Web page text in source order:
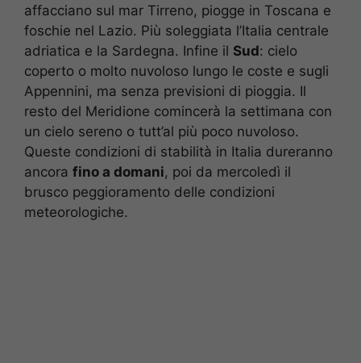
affacciano sul mar Tirreno, piogge in Toscana e
foschie nel Lazio. Più soleggiata l’Italia centrale
adriatica e la Sardegna. Infine il Sud: cielo
coperto o molto nuvoloso lungo le coste e sugli
Appennini, ma senza previsioni di pioggia. Il
resto del Meridione comincerà la settimana con
un cielo sereno o tutt’al più poco nuvoloso.
Queste condizioni di stabilità in Italia dureranno
ancora fino a domani, poi da mercoledì il
brusco peggioramento delle condizioni
meteorologiche.